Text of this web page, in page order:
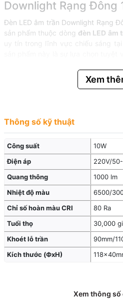
Downlight Rạng Đông
Đèn LED âm trần Downlight Rạng
sản phẩm thuộc dòng đèn LED âm
uy tín trong lĩnh vực chiếu sáng tại
Đèn được thiết kế âm trần, giúp
thẩm mỹ cho ngôi nhà.
Xem
Thông số kỹ thuật
Công suất
10W
Điện áp
220V/
Quang thông
1000 lm
Nhiệt độ màu
6500/
Chỉ số hoàn màu CRI
80 Ra
Tuổi thọ
30,000
Khoét lỗ trần
90mm/
Kích thước (ФxH)
Xem thông số